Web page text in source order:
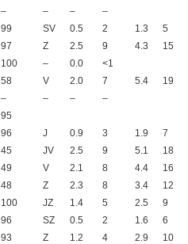
– – –
–
99 SV 0.5 2 1.3
5
97 Z 2.5 9 4.3
15
100 – 0.0
<1
58 V 2.0 7 5.4
19
– – –
–
95
96 J 0.9 3 1.9
7
45 JV 2.5 9 5.1
18
49 V 2.1 8 4.4
16
48 Z 2.3 8 3.4
12
100 JZ 1.4 5 2.5
9
96 SZ 0.5 2 1.6
6
93 Z 1.2 4 2.9
10